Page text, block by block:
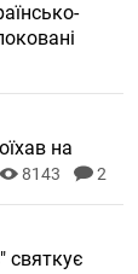
на
8143 2
святкує